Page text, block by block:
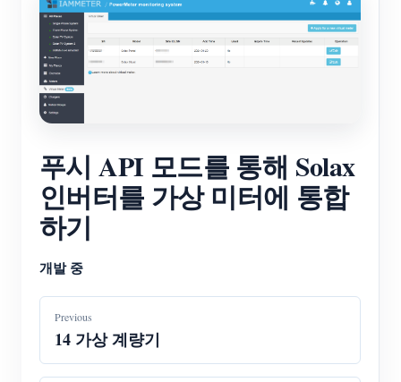
푸시 API 모드를 통해 Solax
인버터를 가상 미터에 통합
하기
개발 중
Previous
14 가상 계량기